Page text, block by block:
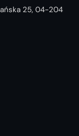
25, 04-204